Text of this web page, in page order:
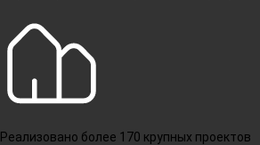
Реализовано более 170 крупных проектов